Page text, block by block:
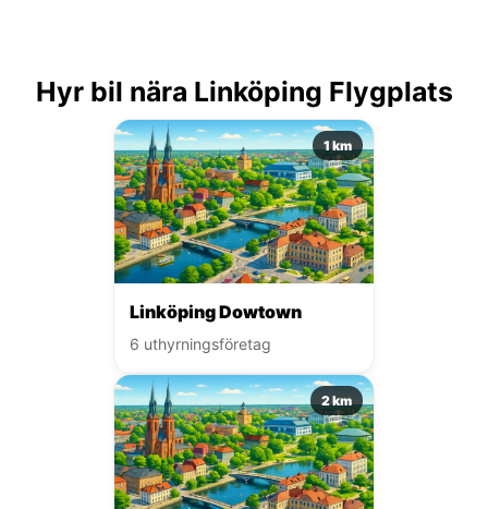
Hyr bil nära Linköping Flygplats
1 km
Linköping Dowtown
6 uthyrningsföretag
2 km